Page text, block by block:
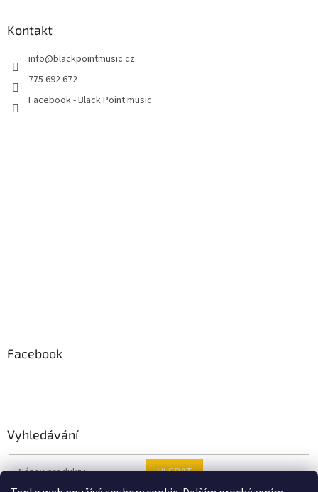
Kontakt
info@blackpointmusic.cz
775 692 672
Facebook - Black Point music
Facebook
Vyhledávání
HLEDAT